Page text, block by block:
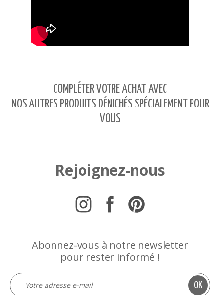
COMPLÉTER VOTRE ACHAT AVEC
NOS AUTRES PRODUITS DÉNICHÉS SPÉCIALEMENT POUR
VOUS
Rejoignez-nous
Abonnez-vous à notre newsletter
pour rester informé !